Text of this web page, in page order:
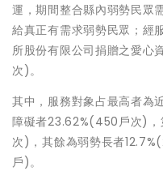
運，期間整合縣內弱勢民眾
給真正有需求弱勢民眾；經
所股份有限公司捐贈之愛心
次)。
其中，服務對象占最高者
障礙者23.62%(450戶次)
次)，其餘為弱勢長者
戶)。